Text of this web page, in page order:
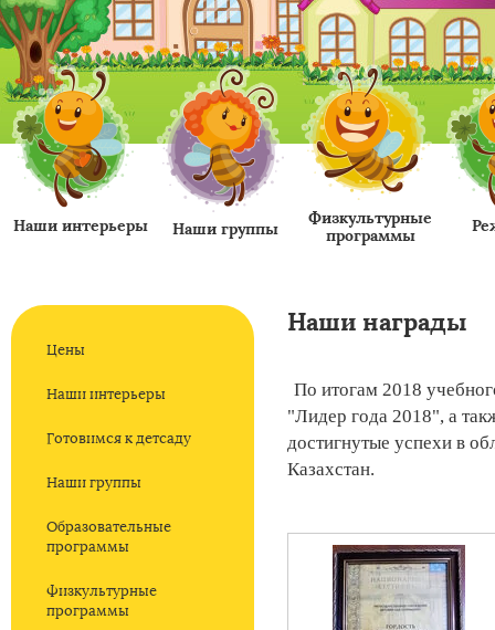
Наши интерьеры Наши группы
Физкультурные
программы
Цены
Наши интерьеры
Готовимся к детсаду
Наши группы
Образовательные
программы
Физкультурные
программы
Наши награды
По итогам 2018
"Лидер года 2018", а
достигнутые успехи в
Казахстан.